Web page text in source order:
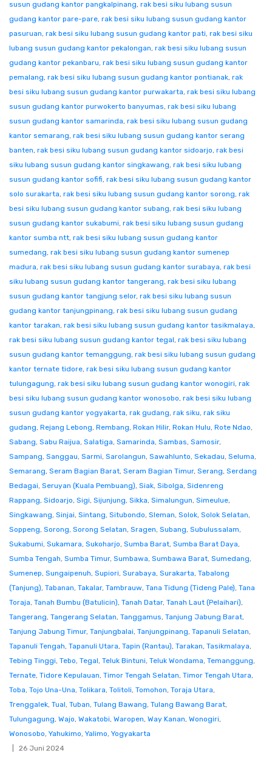
susun gudang kantor pangkalpinang, rak besi siku lubang susun
gudang kantor pare-pare, rak besi siku lubang susun gudang kantor
pasuruan, rak besi siku lubang susun gudang kantor pati, rak besi siku
lubang susun gudang kantor pekalongan, rak besi siku lubang susun
gudang kantor pekanbaru, rak besi siku lubang susun gudang kantor
pemalang, rak besi siku lubang susun gudang kantor pontianak, rak
besi siku lubang susun gudang kantor purwakarta, rak besi siku lubang
susun gudang kantor purwokerto banyumas, rak besi siku lubang
susun gudang kantor samarinda, rak besi siku lubang susun gudang
kantor semarang, rak besi siku lubang susun gudang kantor serang
banten, rak besi siku lubang susun gudang kantor sidoarjo, rak besi
siku lubang susun gudang kantor singkawang, rak besi siku lubang
susun gudang kantor sofifi, rak besi siku lubang susun gudang kantor
solo surakarta, rak besi siku lubang susun gudang kantor sorong, rak
besi siku lubang susun gudang kantor subang, rak besi siku lubang
susun gudang kantor sukabumi, rak besi siku lubang susun gudang
kantor sumba ntt, rak besi siku lubang susun gudang kantor
sumedang, rak besi siku lubang susun gudang kantor sumenep
madura, rak besi siku lubang susun gudang kantor surabaya, rak besi
siku lubang susun gudang kantor tangerang, rak besi siku lubang
susun gudang kantor tangjung selor, rak besi siku lubang susun
gudang kantor tanjungpinang, rak besi siku lubang susun gudang
kantor tarakan, rak besi siku lubang susun gudang kantor tasikmalaya,
rak besi siku lubang susun gudang kantor tegal, rak besi siku lubang
susun gudang kantor temanggung, rak besi siku lubang susun gudang
kantor ternate tidore, rak besi siku lubang susun gudang kantor
tulungagung, rak besi siku lubang susun gudang kantor wonogiri, rak
besi siku lubang susun gudang kantor wonosobo, rak besi siku lubang
susun gudang kantor yogyakarta, rak gudang, rak siku, rak siku
gudang, Rejang Lebong, Rembang, Rokan Hilir, Rokan Hulu, Rote Ndao,
Sabang, Sabu Raijua, Salatiga, Samarinda, Sambas, Samosir,
Sampang, Sanggau, Sarmi, Sarolangun, Sawahlunto, Sekadau, Seluma,
Semarang, Seram Bagian Barat, Seram Bagian Timur, Serang, Serdang
Bedagai, Seruyan (Kuala Pembuang), Siak, Sibolga, Sidenreng
Rappang, Sidoarjo, Sigi, Sijunjung, Sikka, Simalungun, Simeulue,
Singkawang, Sinjai, Sintang, Situbondo, Sleman, Solok, Solok Selatan,
Soppeng, Sorong, Sorong Selatan, Sragen, Subang, Subulussalam,
Sukabumi, Sukamara, Sukoharjo, Sumba Barat, Sumba Barat Daya,
Sumba Tengah, Sumba Timur, Sumbawa, Sumbawa Barat, Sumedang,
Sumenep, Sungaipenuh, Supiori, Surabaya, Surakarta, Tabalong
(Tanjung), Tabanan, Takalar, Tambrauw, Tana Tidung (Tideng Pale), Tana
Toraja, Tanah Bumbu (Batulicin), Tanah Datar, Tanah Laut (Pelaihari),
Tangerang, Tangerang Selatan, Tanggamus, Tanjung Jabung Barat,
Tanjung Jabung Timur, Tanjungbalai, Tanjungpinang, Tapanuli Selatan,
Tapanuli Tengah, Tapanuli Utara, Tapin (Rantau), Tarakan, Tasikmalaya,
Tebing Tinggi, Tebo, Tegal, Teluk Bintuni, Teluk Wondama, Temanggung,
Ternate, Tidore Kepulauan, Timor Tengah Selatan, Timor Tengah Utara,
Toba, Tojo Una-Una, Tolikara, Tolitoli, Tomohon, Toraja Utara,
Trenggalek, Tual, Tuban, Tulang Bawang, Tulang Bawang Barat,
Tulungagung, Wajo, Wakatobi, Waropen, Way Kanan, Wonogiri,
Wonosobo, Yahukimo, Yalimo, Yogyakarta
26 Juni 2024